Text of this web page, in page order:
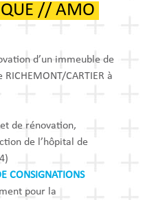
// AMO
d’un immeuble de
CARTIER à
de rénovation,
de l’hôpital de
CONSIGNATIONS
pour la